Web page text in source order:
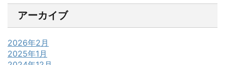
アーカイブ
2026年2月
2025年1月